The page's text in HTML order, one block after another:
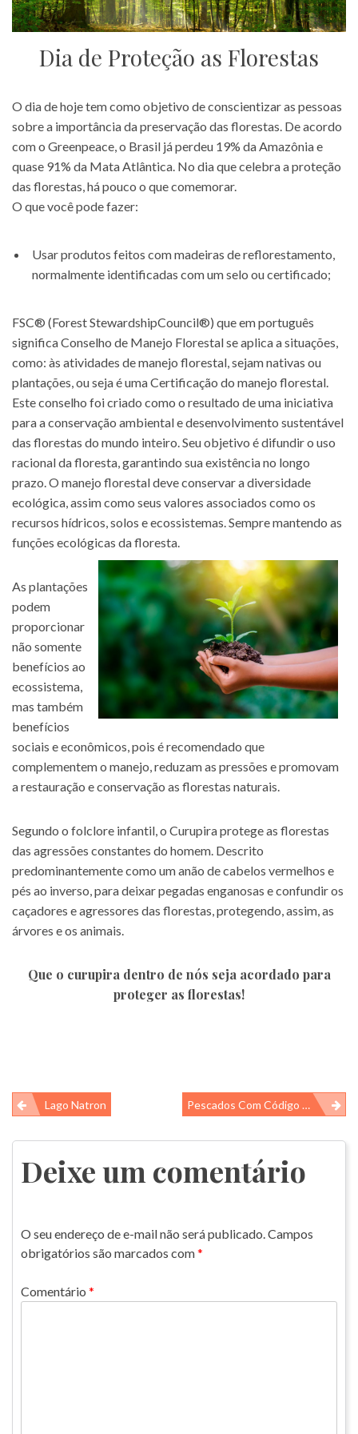
Dia de Proteção as Florestas
O dia de hoje tem como objetivo de conscientizar as pessoas
sobre a importância da preservação das florestas. De acordo
com o Greenpeace, o Brasil já perdeu 19% da Amazônia e
quase 91% da Mata Atlântica. No dia que celebra a proteção
das florestas, há pouco o que comemorar.
O que você pode fazer:
Usar produtos feitos com madeiras de reflorestamento,
normalmente identificadas com um selo ou certificado;
FSC® (Forest StewardshipCouncil®) que em português
significa Conselho de Manejo Florestal se aplica a situações,
como: às atividades de manejo florestal, sejam nativas ou
plantações, ou seja é uma Certificação do manejo florestal.
Este conselho foi criado como o resultado de uma iniciativa
para a conservação ambiental e desenvolvimento sustentável
das florestas do mundo inteiro. Seu objetivo é difundir o uso
racional da floresta, garantindo sua existência no longo
prazo. O manejo florestal deve conservar a diversidade
ecológica, assim como seus valores associados como os
recursos hídricos, solos e ecossistemas. Sempre mantendo as
funções ecológicas da floresta.
As plantações
podem
proporcionar
não somente
benefícios ao
ecossistema,
mas também
benefícios
sociais e econômicos, pois é recomendado que
complementem o manejo, reduzam as pressões e promovam
a restauração e conservação as florestas naturais.
Segundo o folclore infantil, o Curupira protege as florestas
das agressões constantes do homem. Descrito
predominantemente como um anão de cabelos vermelhos e
pés ao inverso, para deixar pegadas enganosas e confundir os
caçadores e agressores das florestas, protegendo, assim, as
árvores e os animais.
Que o curupira dentro de nós seja acordado para
proteger as florestas!
Navegação
de
Post
Lago Natron Pescados Com Código Para Rastreamento, Uma Ótima Novidade Para O Meio Ambiente!
Deixe um comentário
O seu endereço de e-mail não será publicado. Campos
obrigatórios são marcados com*
Comentário *